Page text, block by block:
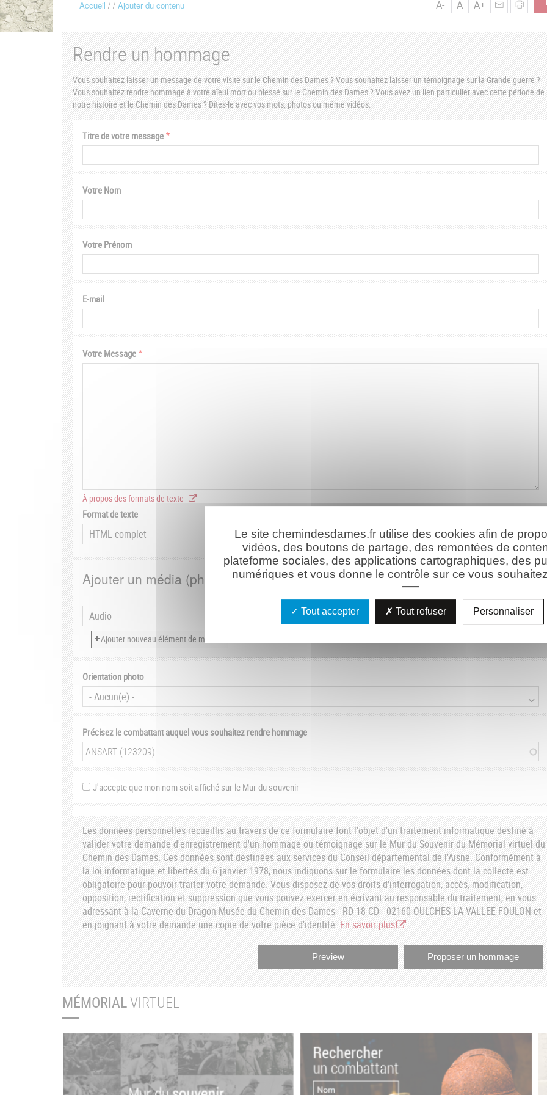
Fil
d'Ariane
Accueil Ajouter du contenu A- A A+
Rendre un hommage
Vous souhaitez laisser un message de votre visite sur le Chemin des Dames ? Vous souhaitez laisser un témoignage sur la Grande guerre ?
Vous souhaitez rendre hommage à votre aïeul mort ou blessé sur le Chemin des Dames ? Vous avez un lien particulier avec cette période de
notre histoire et le Chemin des Dames ? Dîtes-le avec vos mots, photos ou même vidéos.
Titre de votre message
Votre Nom
Votre Prénom
E-mail
Votre Message
À propos des formats de texte
Format de texte
Ajouter un média (photo, vidéo, son)
Orientation photo
Précisez le combattant auquel vous souhaitez rendre hommage
J'accepte que mon nom soit affiché sur le Mur du souvenir
Les données personnelles recueillis au travers de ce formulaire font l'objet d'un traitement informatique destiné à
valider votre demande d'enregistrement d'un hommage ou témoignage sur le Mur du Souvenir du Mémorial virtuel du
Chemin des Dames. Ces données sont destinées aux services du Conseil départemental de l'Aisne. Conformément à
la loi informatique et libertés du 6 janvier 1978, nous indiquons sur le formulaire les données dont la collecte est
obligatoire pour pouvoir traiter votre demande. Vous disposez de vos droits d'interrogation, accès, modification,
opposition, rectification et suppression que vous pouvez exercer en écrivant au responsable du traitement, en vous
adressant à la Caverne du Dragon-Musée du Chemin des Dames - RD 18 CD - 02160 OULCHES-LA-VALLEE-FOULON et
en joignant à votre demande une copie de votre pièce d'identité.En savoir plus
MÉMORIALVIRTUEL
Le site chemindesdames.fr utilise des cookies afin de
vidéos, des boutons de partage, des remontées de
plateforme sociales, des applications cartographiques, des
numériques et vous donne le contrôle sur ce vous
Tout accepter Tout refuser Personnaliser